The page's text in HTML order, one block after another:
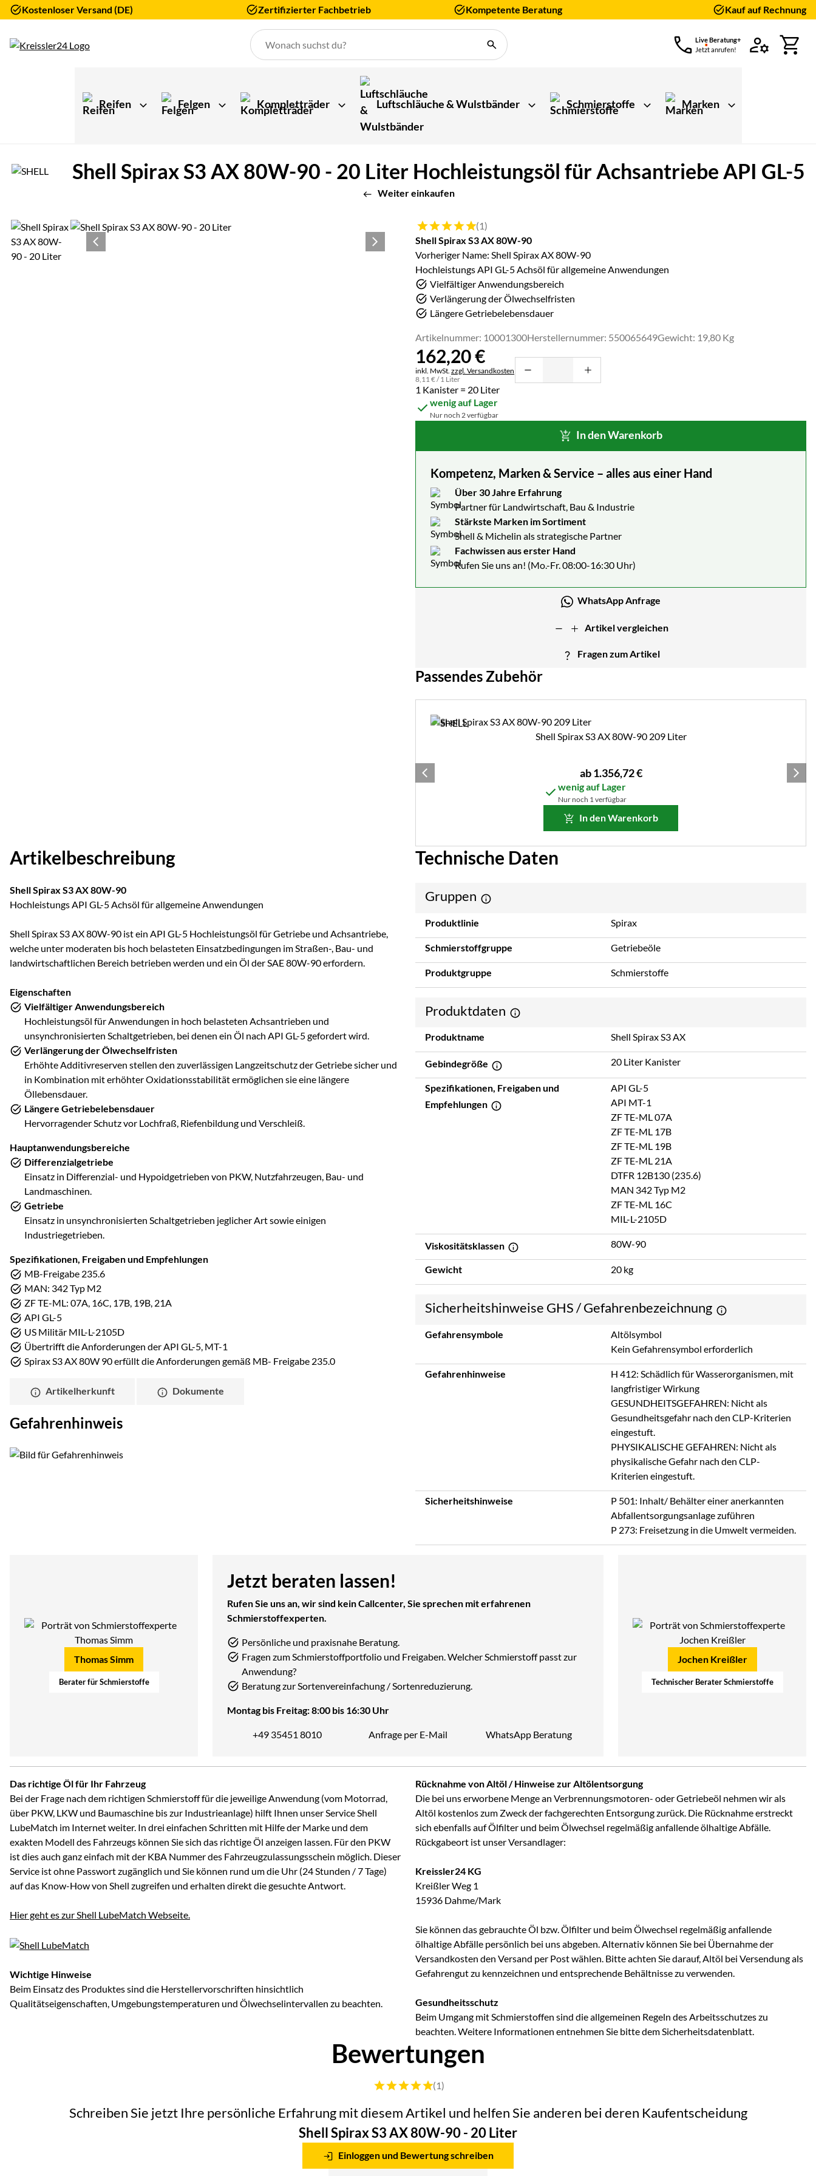
Kostenloser Versand (DE) Zertifizierter Fachbetrieb Kompetente Beratung Kauf auf Rechnung
Live Beratung+
Jetzt anrufen!
Reifen Felgen Kompletträder Luftschläuche & Wulstbänder Schmierstoffe Marken
Shell Spirax S3 AX 80W-90 - 20 Liter Hochleistungsöl für Achsantriebe API GL-5
Weiter einkaufen
Produktgalerie
Zur Kaufbox springen
Bewertung: 5 von 5 (1 Bewertungen)
(1)
Shell Spirax S3 AX 80W-90
Vorheriger Name: Shell Spirax AX 80W-90
Hochleistungs API GL-5 Achsöl für allgemeine Anwendungen
Vielfältiger Anwendungsbereich
Verlängerung der Ölwechselfristen
Längere Getriebelebensdauer
Artikelnummer: 10001300Herstellernummer: 550065649Gewicht: 19,80 Kg
162,20€
Steuerhinweis:
inkl. MwSt. zzgl. Versandkosten
8 11 €/ 1 Liter
1 Kanister = 20 Liter
wenig auf Lager
Nur noch 2 verfügbar
In den Warenkorb
Kompetenz, Marken & Service – alles aus einer Hand
Über 30 Jahre Erfahrung
Partner für Landwirtschaft, Bau & Industrie
Stärkste Marken im Sortiment
Shell & Michelin als strategische Partner
Fachwissen aus erster Hand
Rufen Sie uns an! (Mo.-Fr. 08:00-16:30 Uhr)
WhatsApp Anfrage
Artikel vergleichen
Fragen zum Artikel
Passendes Zubehör
Zubehör überspringen
Shell Spirax S3 AX 80W-90 209 Liter
ab:
ab 1.356,72€
wenig auf Lager
Nur noch 1 verfügbar
In den Warenkorb
Artikelbeschreibung
Shell Spirax S3 AX 80W-90
Hochleistungs API GL-5 Achsöl für allgemeine Anwendungen
Shell Spirax S3 AX 80W-90 ist ein API GL-5 Hochleistungsöl für Getriebe und Achsantriebe,
welche unter moderaten bis hoch belasteten Einsatzbedingungen im Straßen-, Bau- und
landwirtschaftlichen Bereich betrieben werden und ein Öl der SAE 80W-90 erfordern.
Eigenschaften
Vielfältiger Anwendungsbereich
Hochleistungsöl für Anwendungen in hoch belasteten Achsantrieben und
unsynchronisierten Schaltgetrieben, bei denen ein Öl nach API GL-5 gefordert wird.
Verlängerung der Ölwechselfristen
Erhöhte Additivreserven stellen den zuverlässigen Langzeitschutz der Getriebe sicher und
in Kombination mit erhöhter Oxidationsstabilität ermöglichen sie eine längere
Öllebensdauer.
Längere Getriebelebensdauer
Hervorragender Schutz vor Lochfraß, Riefenbildung und Verschleiß.
Hauptanwendungsbereiche
Differenzialgetriebe
Einsatz in Differenzial- und Hypoidgetrieben von PKW, Nutzfahrzeugen, Bau- und
Landmaschinen.
Getriebe
Einsatz in unsynchronisierten Schaltgetrieben jeglicher Art sowie einigen
Industriegetrieben.
Spezifikationen, Freigaben und Empfehlungen
MB-Freigabe 235.6
MAN: 342 Typ M2
ZF TE-ML: 07A, 16C, 17B, 19B, 21A
API GL-5
US Militär MIL-L-2105D
Übertrifft die Anforderungen der API GL-5, MT-1
Spirax S3 AX 80W 90 erfüllt die Anforderungen gemäß MB- Freigabe 235.0
Artikelherkunft Dokumente
Gefahrenhinweis
Technische Daten
Gruppen
Produktlinie Spirax
Schmierstoffgruppe Getriebeöle
Produktgruppe Schmierstoffe
Produktdaten
Produktname Shell Spirax S3 AX
Gebindegröße 20 Liter Kanister
Spezifikationen, Freigaben und
Empfehlungen
API GL-5
API MT-1
ZF TE-ML 07A
ZF TE-ML 17B
ZF TE-ML 19B
ZF TE-ML 21A
DTFR 12B130 (235.6)
MAN 342 Typ M2
ZF TE-ML 16C
MIL-L-2105D
Viskositätsklassen 80W-90
Gewicht 20 kg
Sicherheitshinweise GHS / Gefahrenbezeichnung
Gefahrensymbole
Altölsymbol
Kein Gefahrensymbol erforderlich
Gefahrenhinweise
H 412: Schädlich für Wasserorganismen, mit
langfristiger Wirkung
GESUNDHEITSGEFAHREN: Nicht als
Gesundheitsgefahr nach den CLP-Kriterien
eingestuft.
PHYSIKALISCHE GEFAHREN: Nicht als
physikalische Gefahr nach den CLP-
Kriterien eingestuft.
Sicherheitshinweise
P 501: Inhalt/ Behälter einer anerkannten
Abfallentsorgungsanlage zuführen
P 273: Freisetzung in die Umwelt vermeiden.
Thomas Simm
Berater für Schmierstoffe
Jetzt beraten lassen!
Rufen Sie uns an, wir sind kein Callcenter, Sie sprechen mit erfahrenen
Schmierstoffexperten.
Persönliche und praxisnahe Beratung.
Fragen zum Schmierstoffportfolio und Freigaben. Welcher Schmierstoff passt zur
Anwendung?
Beratung zur Sortenvereinfachung / Sortenreduzierung.
Montag bis Freitag: 8:00 bis 16:30 Uhr
Telefon:
+49 35451 8010 Anfrage per E-Mail WhatsApp Beratung
Jochen Kreißler
Technischer Berater Schmierstoffe
Das richtige Öl für Ihr Fahrzeug
Bei der Frage nach dem richtigen Schmierstoff für die jeweilige Anwendung (vom Motorrad,
über PKW, LKW und Baumaschine bis zur Industrieanlage) hilft Ihnen unser Service Shell
LubeMatch im Internet weiter. In drei einfachen Schritten mit Hilfe der Marke und dem
exakten Modell des Fahrzeugs können Sie sich das richtige Öl anzeigen lassen. Für den PKW
ist dies auch ganz einfach mit der KBA Nummer des Fahrzeugzulassungsschein möglich. Dieser
Service ist ohne Passwort zugänglich und Sie können rund um die Uhr (24 Stunden / 7 Tage)
auf das Know-How von Shell zugreifen und erhalten direkt die gesuchte Antwort.
Hier geht es zur Shell LubeMatch Webseite.
Wichtige Hinweise
Beim Einsatz des Produktes sind die Herstellervorschriften hinsichtlich
Qualitätseigenschaften, Umgebungstemperaturen und Ölwechselintervallen zu beachten.
Rücknahme von Altöl / Hinweise zur Altölentsorgung
Die bei uns erworbene Menge an Verbrennungsmotoren- oder Getriebeöl nehmen wir als
Altöl kostenlos zum Zweck der fachgerechten Entsorgung zurück. Die Rücknahme erstreckt
sich ebenfalls auf Ölfilter und beim Ölwechsel regelmäßig anfallende ölhaltige Abfälle.
Rückgabeort ist unser Versandlager:
Kreissler24 KG
Kreißler Weg 1
15936 Dahme/Mark
Sie können das gebrauchte Öl bzw. Ölfilter und beim Ölwechsel regelmäßig anfallende
ölhaltige Abfälle persönlich bei uns abgeben. Alternativ können Sie bei Übernahme der
Versandkosten den Versand per Post wählen. Bitte achten Sie darauf, Altöl bei Versendung als
Gefahrengut zu kennzeichnen und entsprechende Behältnisse zu verwenden.
Gesundheitsschutz
Beim Umgang mit Schmierstoffen sind die allgemeinen Regeln des Arbeitsschutzes zu
beachten. Weitere Informationen entnehmen Sie bitte dem Sicherheitsdatenblatt.
Bewertungen
Bewertung: 5 von 5 (1 Bewertungen)
(1)
Schreiben Sie jetzt Ihre persönliche Erfahrung mit diesem Artikel und helfen Sie anderen bei deren Kaufentscheidung
Shell Spirax S3 AX 80W-90 - 20 Liter
Einloggen und Bewertung schreiben